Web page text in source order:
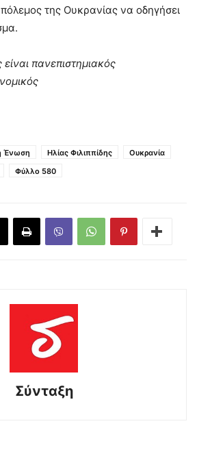
της Ουκρανίας να οδηγήσει
πανεπιστημιακός
Ένωση Ηλίας Φιλιππίδης
Ουκρανία
Φύλλο 580
Σύνταξη